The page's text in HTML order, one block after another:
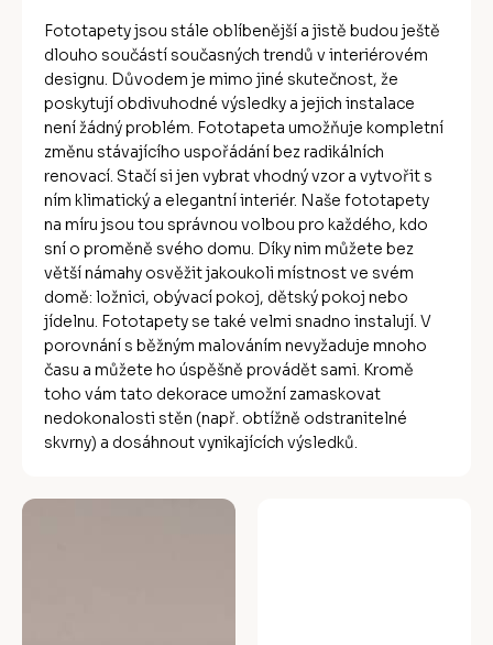
Fototapety jsou stále oblíbenější a jistě budou ještě
dlouho součástí současných trendů v interiérovém
designu. Důvodem je mimo jiné skutečnost, že
poskytují obdivuhodné výsledky a jejich instalace
není žádný problém. Fototapeta umožňuje kompletní
změnu stávajícího uspořádání bez radikálních
renovací. Stačí si jen vybrat vhodný vzor a vytvořit s
ním klimatický a elegantní interiér. Naše fototapety
na míru jsou tou správnou volbou pro každého, kdo
sní o proměně svého domu. Díky nim můžete bez
větší námahy osvěžit jakoukoli místnost ve svém
domě: ložnici, obývací pokoj, dětský pokoj nebo
jídelnu. Fototapety se také velmi snadno instalují. V
porovnání s běžným malováním nevyžaduje mnoho
času a můžete ho úspěšně provádět sami. Kromě
toho vám tato dekorace umožní zamaskovat
nedokonalosti stěn (např. obtížně odstranitelné
skvrny) a dosáhnout vynikajících výsledků.